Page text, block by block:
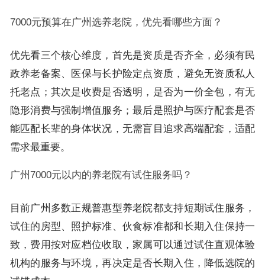
7000元预算在广州选养老院，优先看哪些方面？
优先看三个核心维度，首先是资质是否齐全，必须有民
政养老备案、医保与长护险定点资质，避免无资质私人
托老点；其次是收费是否透明，是否为一价全包，有无
隐形消费与强制增值服务；最后是照护与医疗配套是否
能匹配长辈的身体状况，无需盲目追求高端配套，适配
需求最重要。
广州7000元以内的养老院有试住服务吗？
目前广州多数正规普惠型养老院都支持短期试住服务，
试住的房型、照护标准、伙食标准都和长期入住保持一
致，费用按对应档位收取，家属可以通过试住直观体验
机构的服务与环境，再决定是否长期入住，降低选院的